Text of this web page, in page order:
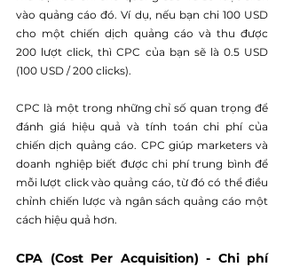
vào quảng cáo đó. Ví dụ, nếu bạn chi 100 USD
cho một chiến dịch quảng cáo và thu được
200 lượt click, thì CPC của bạn sẽ là 0.5 USD
(100 USD / 200 clicks).
CPC là một trong những chỉ số quan trọng để
đánh giá hiệu quả và tính toán chi phí của
chiến dịch quảng cáo. CPC giúp marketers và
doanh nghiệp biết được chi phí trung bình để
mỗi lượt click vào quảng cáo, từ đó có thể điều
chỉnh chiến lược và ngân sách quảng cáo một
cách hiệu quả hơn.
CPA (Cost Per Acquisition) - Chi phí